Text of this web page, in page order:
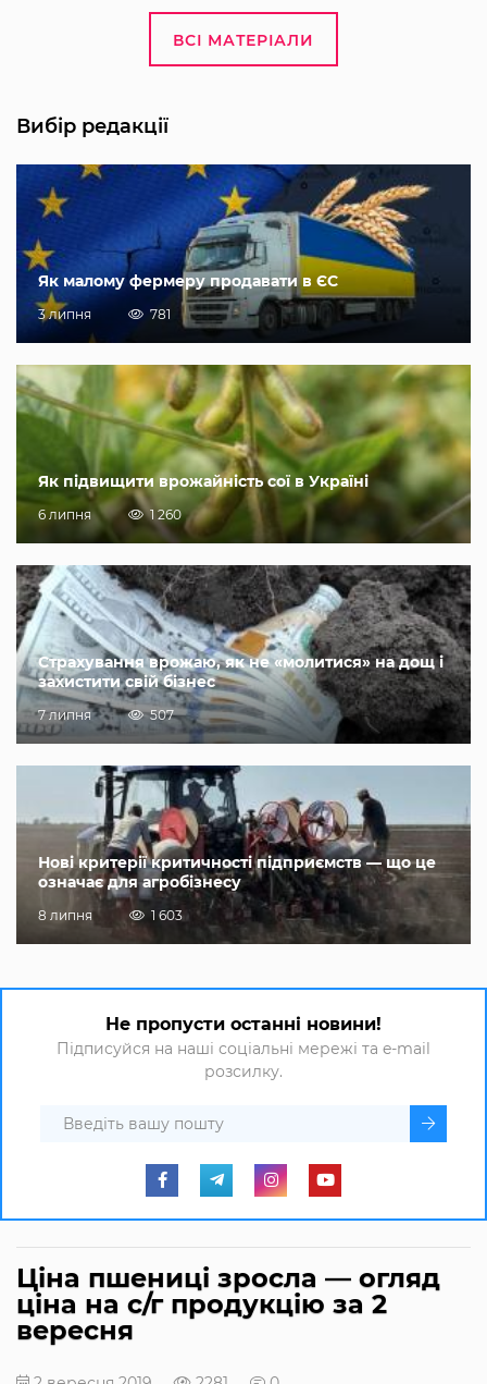
ВСІ МАТЕРІАЛИ
Вибір редакції
Як малому фермеру продавати в ЄС
3 липня 781
Як підвищити врожайність сої в Україні
6 липня 1 260
Страхування врожаю, як не «молитися» на дощ і
захистити свій бізнес
7 липня 507
Нові критерії критичності підприємств — що це
означає для агробізнесу
8 липня 1 603
Не пропусти останні новини!
Підписуйся на наші соціальні мережі та e-mail
розсилку.
Ціна пшениці зросла — огляд
ціна на с/г продукцію за 2
вересня